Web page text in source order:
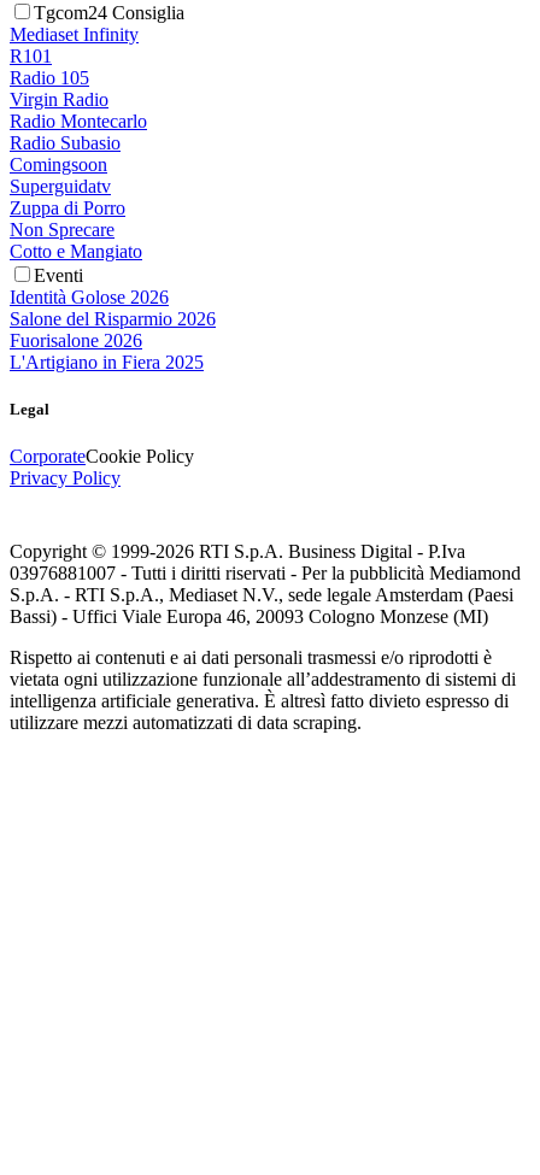
Tgcom24 Consiglia
Mediaset Infinity
R101
Radio 105
Virgin Radio
Radio Montecarlo
Radio Subasio
Comingsoon
Superguidatv
Zuppa di Porro
Non Sprecare
Cotto e Mangiato
Eventi
Identità Golose 2026
Salone del Risparmio 2026
Fuorisalone 2026
L'Artigiano in Fiera 2025
Legal
CorporateCookie Policy
Privacy Policy
Copyright © 1999-2026 RTI S.p.A. Business Digital - P.Iva
03976881007 - Tutti i diritti riservati - Per la pubblicità Mediamond
S.p.A. - RTI S.p.A., Mediaset N.V., sede legale Amsterdam (Paesi
Bassi) - Uffici Viale Europa 46, 20093 Cologno Monzese (MI)
Rispetto ai contenuti e ai dati personali trasmessi e/o riprodotti è
vietata ogni utilizzazione funzionale all’addestramento di sistemi di
intelligenza artificiale generativa. È altresì fatto divieto espresso di
utilizzare mezzi automatizzati di data scraping.